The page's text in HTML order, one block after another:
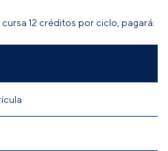
12 créditos por ciclo, pagará: